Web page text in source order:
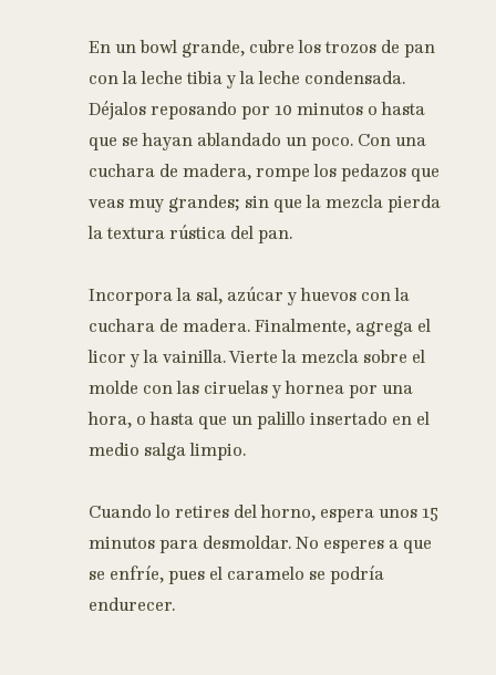
En un bowl grande, cubre los trozos de pan
con la leche tibia y la leche condensada.
Déjalos reposando por 10 minutos o hasta
que se hayan ablandado un poco. Con una
cuchara de madera, rompe los pedazos que
veas muy grandes; sin que la mezcla pierda
la textura rústica del pan.
Incorpora la sal, azúcar y huevos con la
cuchara de madera. Finalmente, agrega el
licor y la vainilla. Vierte la mezcla sobre el
molde con las ciruelas y hornea por una
hora, o hasta que un palillo insertado en el
medio salga limpio.
Cuando lo retires del horno, espera unos 15
minutos para desmoldar. No esperes a que
se enfríe, pues el caramelo se podría
endurecer.